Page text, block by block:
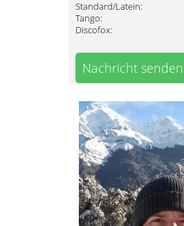
Standard/Latein:
Tango:
Discofox:
Nachricht senden